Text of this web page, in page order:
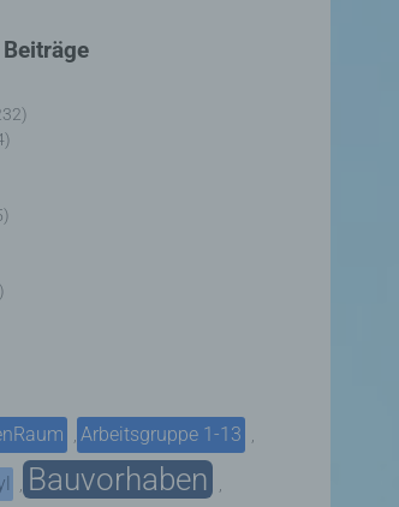
, Arbeitsgruppe 1-13 ,
, Bauvorhaben ,